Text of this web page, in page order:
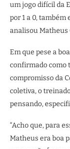
um jogo difícil da
por 1 a 0, também
analisou Matheus
Em que pese a
confirmado como
compromisso da
coletiva, o
pensando,
“Acho que, para
Matheus era boa